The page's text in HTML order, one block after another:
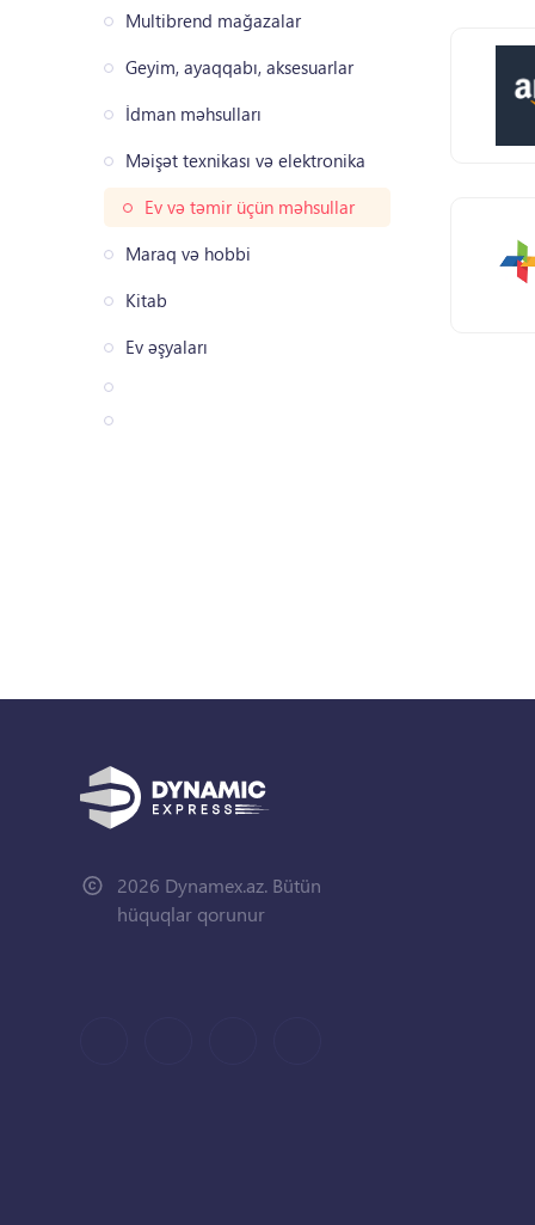
Multibrend mağazalar
Geyim, ayaqqabı, aksesuarlar
İdman məhsulları
Məişət texnikası və elektronika
Ev və təmir üçün məhsullar
Maraq və hobbi
Kitab
Ev əşyaları
2026 Dynamex.az. Bütün
hüquqlar qorunur